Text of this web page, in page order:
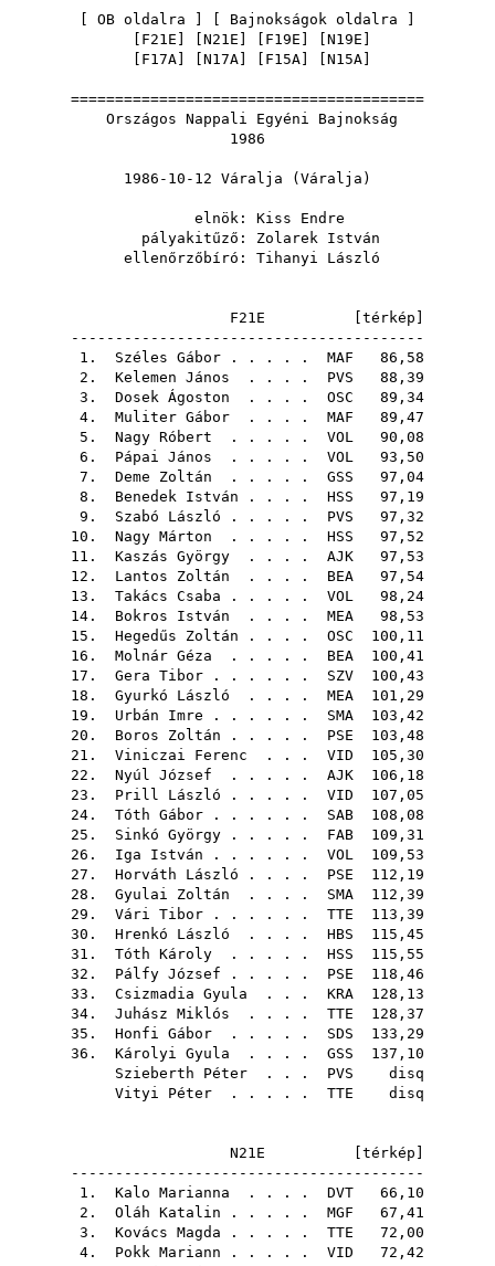
OB oldalra Bajnokságok oldalra
F21E N21E F19E N19E
F17A N17A F15A N15A
========================================
Országos Nappali Egyéni Bajnokság
1986
1986-10-12 Váralja (Váralja)
elnök: Kiss Endre
pályakitűző: Zolarek István
ellenőrzőbíró: Tihanyi László
F21E [ térkép
----------------------------------------
1. Széles Gábor . . . . . MAF 86,58
2. Kelemen János . . . . PVS 88,39
3. Dosek Ágoston . . . . OSC 89,34
4. Muliter Gábor . . . . MAF 89,47
5. Nagy Róbert . . . . . VOL 90,08
6. Pápai János . . . . . VOL 93,50
7. Deme Zoltán . . . . . GSS 97,04
8. Benedek István . . . . HSS 97,19
9. Szabó László . . . . . PVS 97,32
10. Nagy Márton . . . . . HSS 97,52
11. Kaszás György . . . . AJK 97,53
12. Lantos Zoltán . . . . BEA 97,54
13. Takács Csaba . . . . . VOL 98,24
14. Bokros István . . . . MEA 98,53
15. Hegedűs Zoltán . . . . OSC 100,11
16. Molnár Géza . . . . . BEA 100,41
17. Gera Tibor . . . . . . SZV 100,43
18. Gyurkó László . . . . MEA 101,29
19. Urbán Imre . . . . . . SMA 103,42
20. Boros Zoltán . . . . . PSE 103,48
21. Viniczai Ferenc . . . VID 105,30
22. Nyúl József . . . . . AJK 106,18
23. Prill László . . . . . VID 107,05
24. Tóth Gábor . . . . . . SAB 108,08
25. Sinkó György . . . . . FAB 109,31
26. Iga István . . . . . . VOL 109,53
27. Horváth László . . . . PSE 112,19
28. Gyulai Zoltán . . . . SMA 112,39
29. Vári Tibor . . . . . . TTE 113,39
30. Hrenkó László . . . . HBS 115,45
31. Tóth Károly . . . . . HSS 115,55
32. Pálfy József . . . . . PSE 118,46
33. Csizmadia Gyula . . . KRA 128,13
34. Juhász Miklós . . . . TTE 128,37
35. Honfi Gábor . . . . . SDS 133,29
36. Károlyi Gyula . . . . GSS 137,10
Szieberth Péter . . . PVS disq
Vityi Péter . . . . . TTE disq
N21E [ térkép
----------------------------------------
1. Kalo Marianna . . . . DVT 66,10
2. Oláh Katalin . . . . . MGF 67,41
3. Kovács Magda . . . . . TTE 72,00
4. Pokk Mariann . . . . . VID 72,42